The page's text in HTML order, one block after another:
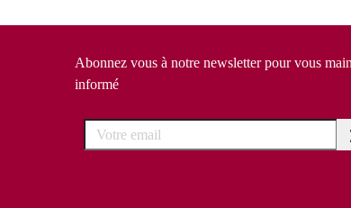
Abonnez vous à notre newsletter pour vous
informé
Votre email